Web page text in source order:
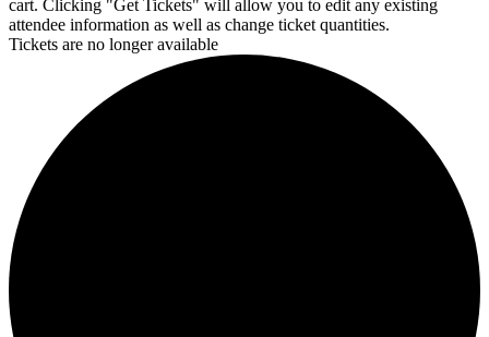
cart. Clicking "Get Tickets" will allow you to edit any existing
attendee information as well as change ticket quantities.
Tickets are no longer available